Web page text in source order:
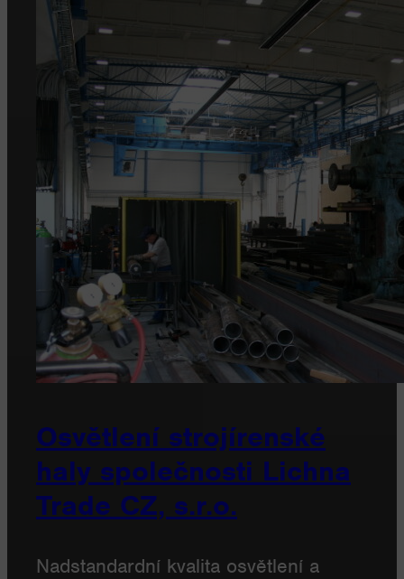
Osvětlení strojírenské
haly společnosti Lichna
Trade CZ, s.r.o.
Nadstandardní kvalita osvětlení a